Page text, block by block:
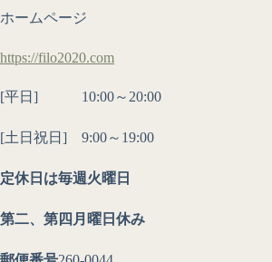
ホームページ
https://filo2020.com
[平日] 10:00～20:00
[土日祝日] 9:00～19:00
定休日は毎週火曜日
第二、第四月曜日休み